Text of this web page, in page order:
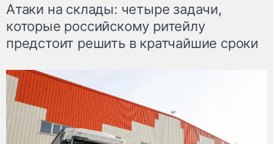
Атаки на склады: четыре задачи,
которые российскому ритейлу
предстоит решить в кратчайшие сроки